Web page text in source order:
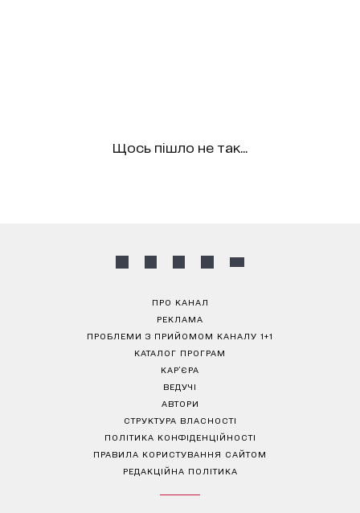
Щось пішло не так...
ПРО КАНАЛ
РЕКЛАМА
ПРОБЛЕМИ З ПРИЙОМОМ КАНАЛУ 1+1
КАТАЛОГ ПРОГРАМ
КАР’ЄРА
ВЕДУЧІ
АВТОРИ
СТРУКТУРА ВЛАСНОСТІ
ПОЛІТИКА КОНФІДЕНЦІЙНОСТІ
ПРАВИЛА КОРИСТУВАННЯ САЙТОМ
РЕДАКЦІЙНА ПОЛІТИКА